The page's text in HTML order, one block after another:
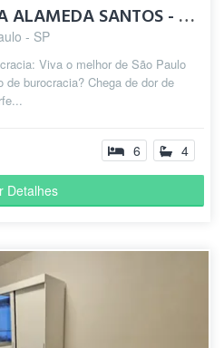
QUARTO AMPLO NA ALAMEDA SANTOS - JARDINS (TUDO INCLUSO)
- SP
Viva o melhor de São Paulo
burocracia? Chega de dor de
6 4
Detalhes